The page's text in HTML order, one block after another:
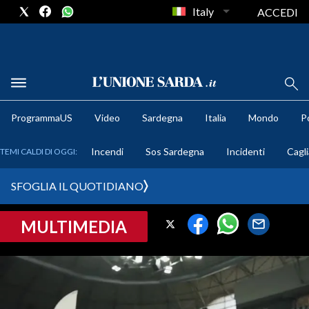
METEO
CRONACA SARDEGNA
PROVINCIA DI CAGLIARI
SULCIS IGLESIENTE
Italy ACCEDI
ProgrammaUS Video Sardegna Italia Mondo
TEMI CALDI DI OGGI: Incendi Sos Sardegna Incidenti
SFOGLIA IL QUOTIDIANO
MULTIMEDIA